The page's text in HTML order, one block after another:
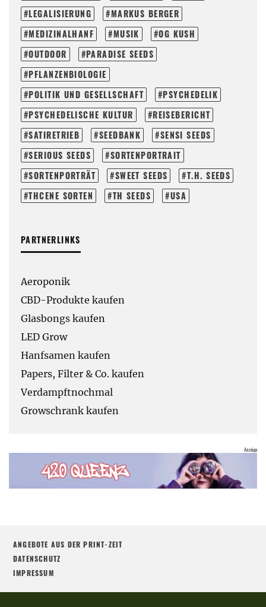
LEGALISIERUNG
MARKUS BERGER
MEDIZINALHANF
MUSIK
OG KUSH
OUTDOOR
PARADISE SEEDS
PFLANZENBIOLOGIE
POLITIK UND GESELLSCHAFT
PSYCHEDELIK
PSYCHEDELISCHE KULTUR
REISEBERICHT
SATIRETRIEB
SEEDBANK
SENSI SEEDS
SERIOUS SEEDS
SORTENPORTRAIT
SORTENPORTRÄT
SWEET SEEDS
T.H. SEEDS
THCENE SORTEN
TH SEEDS USA
PARTNERLINKS
Aeroponik
CBD-Produkte kaufen
Glasbongs kaufen
LED Grow
Hanfsamen kaufen
Papers, Filter & Co. kaufen
Verdampftnochmal
Growschrank kaufen
ANGEBOTE AUS DER PRINT-ZEIT
DATENSCHUTZ
IMPRESSUM